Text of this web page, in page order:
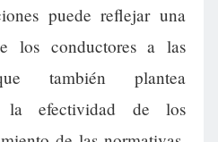
puede reflejar una
los conductores a las
también plantea
la efectividad de los